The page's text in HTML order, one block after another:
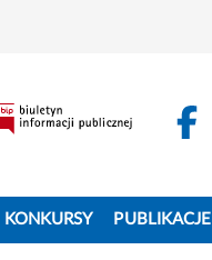
KONKURSY PUBLIKACJE